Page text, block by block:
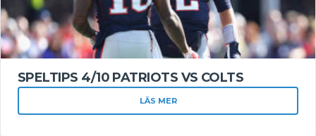
SPELTIPS 4/10 PATRIOTS VS COLTS
LÄS MER